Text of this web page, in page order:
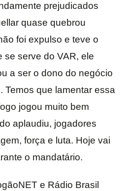
prejudicados
quase quebrou
foi expulso e teve o
se serve do VAR, ele
a ser o dono do negócio
Temos que lamentar essa
jogou muito bem
aplaudiu, jogadores
força e luta. Hoje vai
o mandatário.
e Rádio Brasil